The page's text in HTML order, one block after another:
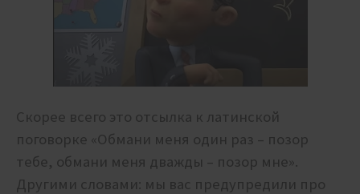
Скорее всего это отсылка к латинской
поговорке «Обмани меня один раз – позор
тебе, обмани меня дважды – позор мне».
Другими словами: мы вас предупредили про